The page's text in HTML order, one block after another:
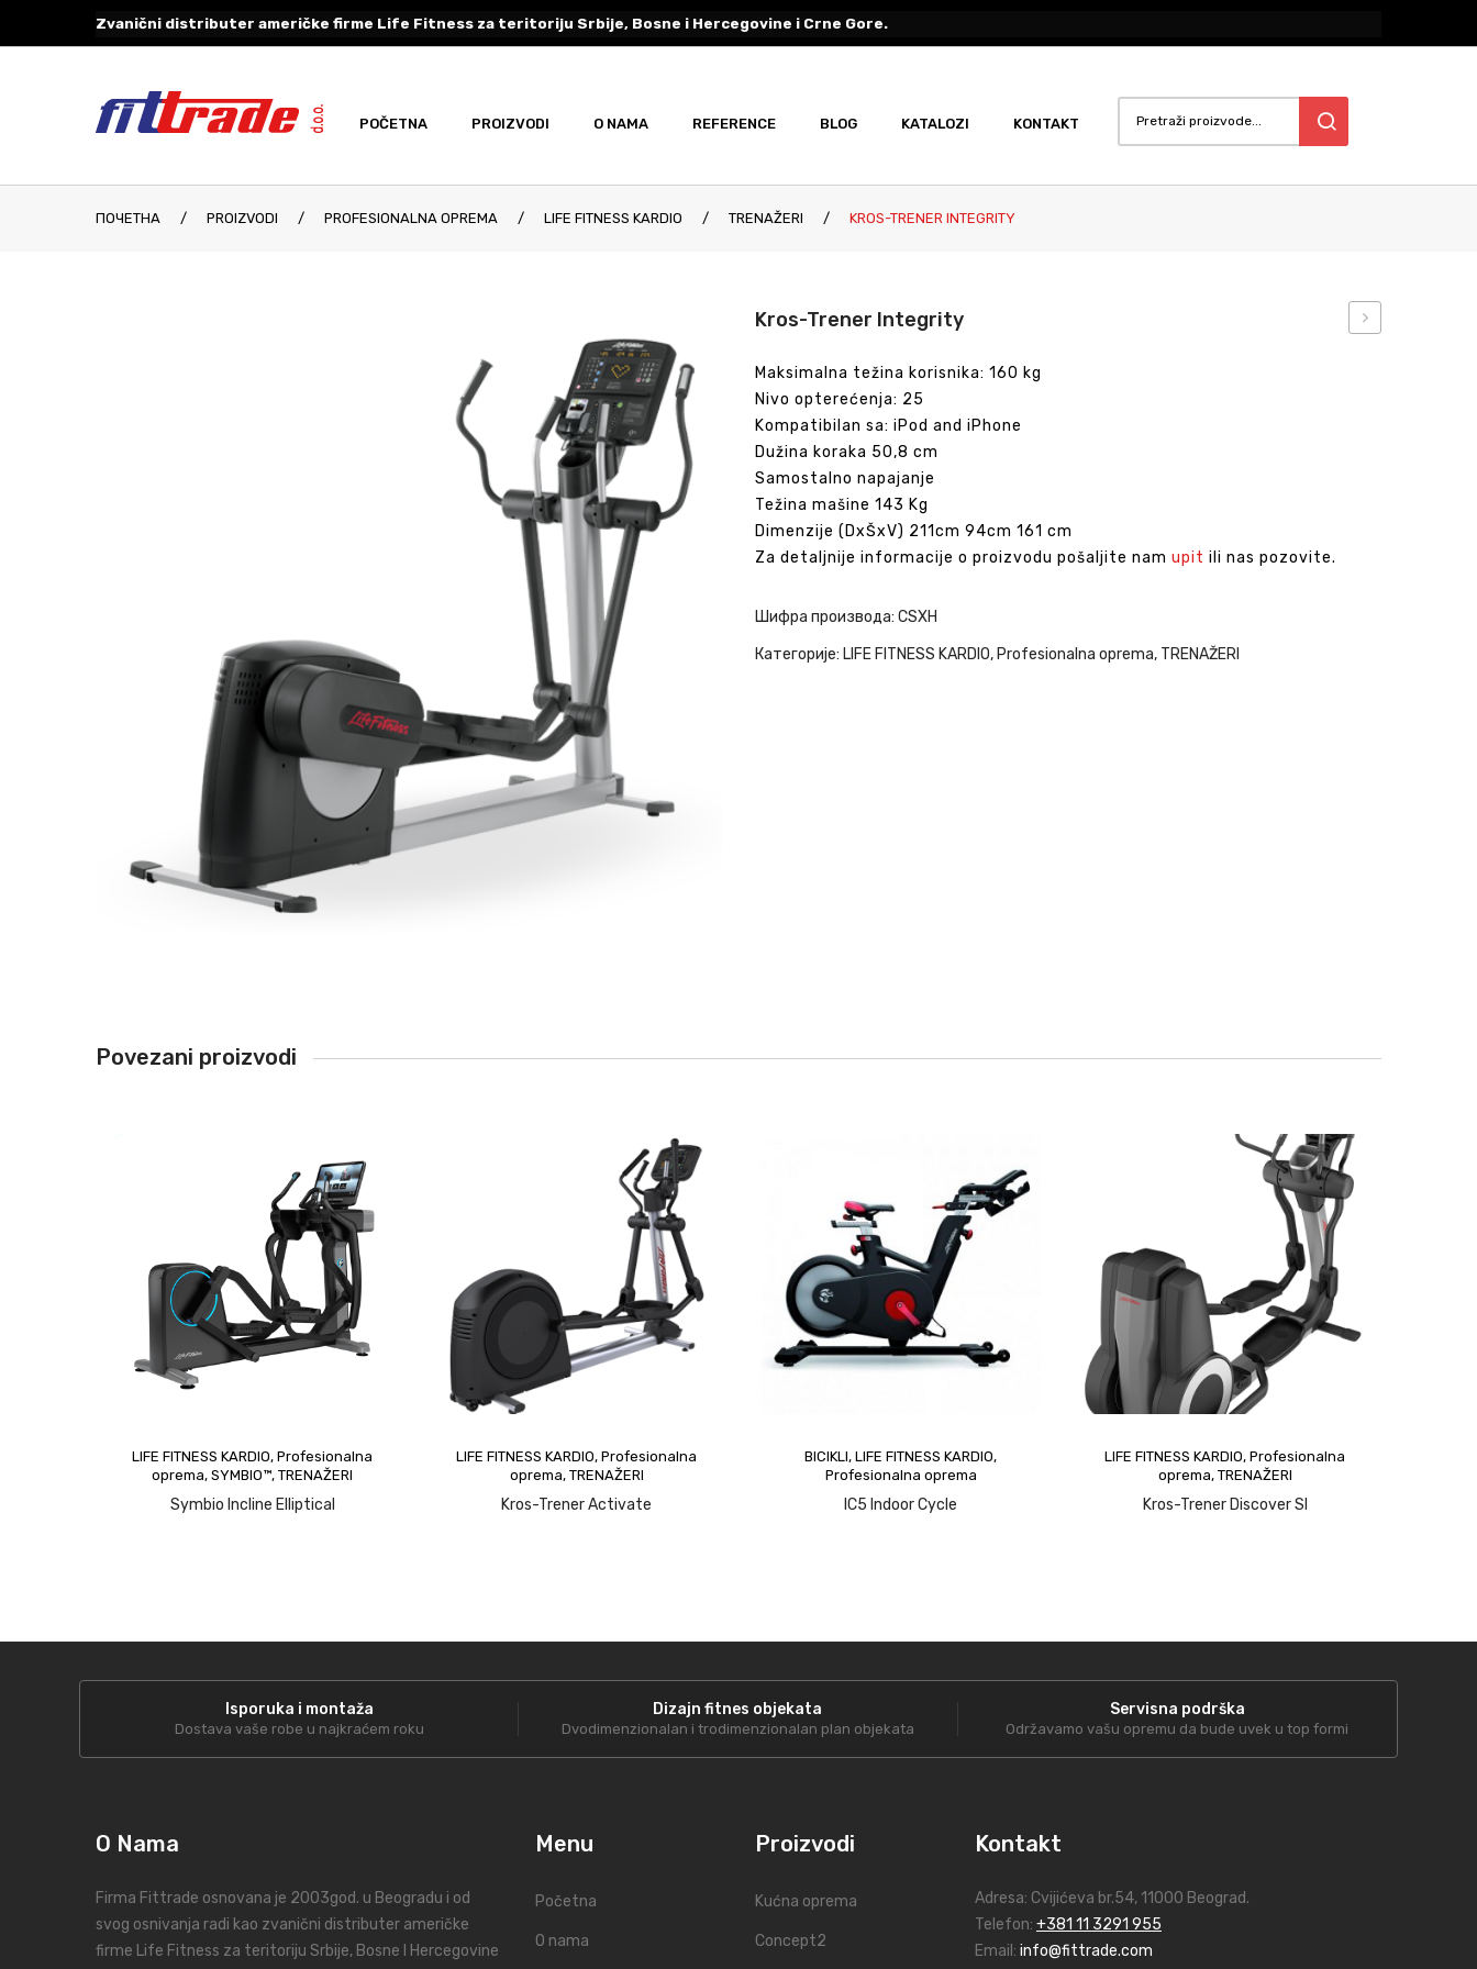
Zvanični distributer američke firme Life Fitness za teritoriju Srbije, Bosne i Hercegovine i Crne Gore.
POČETNA PROIZVODI O NAMA REFERENCE BLOG KATALOZI KONTAKT
ПОЧЕТНА / PROIZVODI / PROFESIONALNA OPREMA / LIFE FITNESS KARDIO / TRENAŽERI / KROS-TRENER INTEGRITY
Kros-Trener Integrity
Maksimalna težina korisnika: 160 kg
Nivo opterećenja: 25
Kompatibilan sa: iPod and iPhone
Dužina koraka 50,8 cm
Samostalno napajanje
Težina mašine 143 Kg
Dimenzije (DxŠxV) 211cm 94cm 161 cm
Za detaljnije informacije o proizvodu pošaljite nam upit ili nas pozovite.
Шифра производа: CSXH
Категорије: LIFE FITNESS KARDIO, Profesionalna oprema, TRENAŽERI
Povezani proizvodi
LIFE FITNESS KARDIO, Profesionalna
oprema, SYMBIO™, TRENAŽERI
Symbio Incline Elliptical
LIFE FITNESS KARDIO, Profesionalna
oprema, TRENAŽERI
Kros-Trener Activate
BICIKLI, LIFE FITNESS KARDIO,
Profesionalna oprema
IC5 Indoor Cycle
LIFE FITNESS KARDIO, Profesionalna
oprema, TRENAŽERI
Kros-Trener Discover SI
Isporuka i montaža
Dostava vaše robe u najkraćem roku
Dizajn fitnes objekata
Dvodimenzionalan i trodimenzionalan plan objekata
Servisna podrška
Održavamo vašu opremu da bude uvek u top formi
O Nama
Firma Fittrade osnovana je 2003god. u Beogradu i od
svog osnivanja radi kao zvanični distributer američke
firme Life Fitness za teritoriju Srbije, Bosne I Hercegovine
Menu
Početna
O nama
Proizvodi
Kućna oprema
Concept2
Kontakt
Adresa: Cvijićeva br.54, 11000 Beograd.
Telefon: +381 11 3291 955
Email: info@fittrade.com